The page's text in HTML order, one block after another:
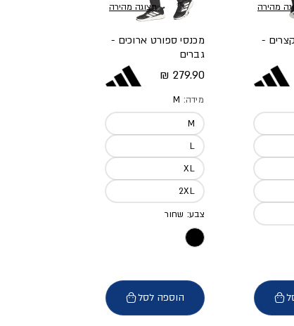
מהירה
-
תצוגה מהירה
מכנסי ספורט ארוכים -
גברים
מחיר מלא
279.90 ₪
מידה: M
M
L
XL
2XL
צבע: שחור
הוספה לסל